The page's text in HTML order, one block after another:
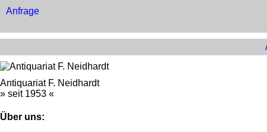
Anfrage
Antiquariat F. Neidhardt
» seit 1953 «
Über uns: